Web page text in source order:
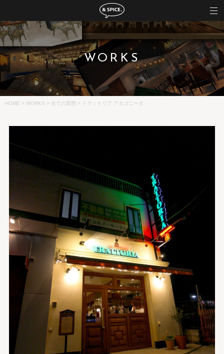
WORKS
HOME > WORKS > 全ての業態 > トラットリア アタゴニータ